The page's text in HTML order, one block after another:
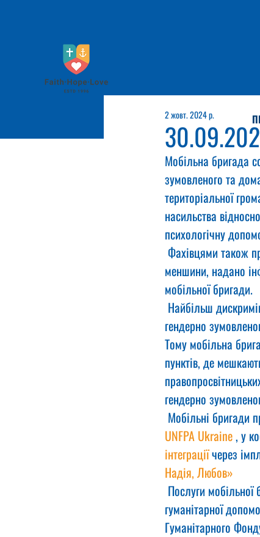
2 жовт. 2024 р.
Мобільна бригада
зумовленого та
територіальної
насильства
психологічну
Фахівцями також
меншини, надано
мобільної бригади.
Найбільш
гендерно
Тому мобільна
пунктів, де
гендерно
Мобільні бригади
UNFPA Ukraine , у
інтеграції через
Надія, Любов»
Послуги
гуманітарної
Гуманітарного